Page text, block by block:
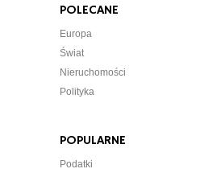
POLECANE
Europa
Świat
Nieruchomości
Polityka
POPULARNE
Podatki